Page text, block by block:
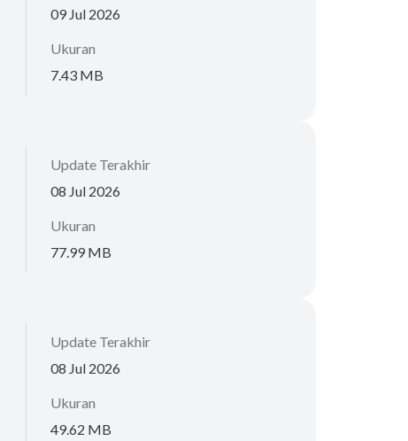
09 Jul 2026
Ukuran
7.43 MB
Update Terakhir
08 Jul 2026
Ukuran
77.99 MB
Update Terakhir
08 Jul 2026
Ukuran
49.62 MB